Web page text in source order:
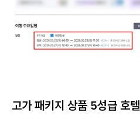
고가 패키지 상품 5성급 호텔